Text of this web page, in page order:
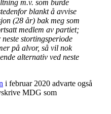
m.v. som burde
blankt å avvise
(28 år) bak meg som
medlem av partiet;
stortingsperiode
på alvor, så vil nok
alternativ ved neste
i februar 2020 advarte også
MDG som